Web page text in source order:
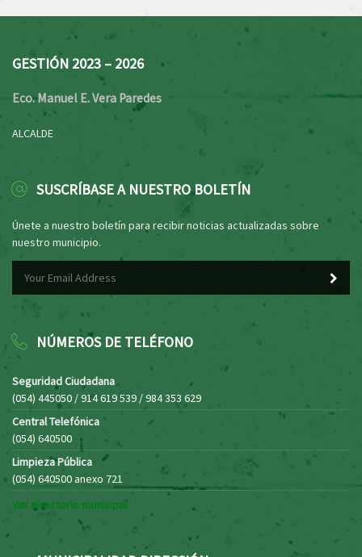
GESTIÓN 2023 – 2026
Eco. Manuel E. Vera Paredes
ALCALDE
SUSCRÍBASE A NUESTRO BOLETÍN
Únete a nuestro boletín para recibir noticias actualizadas sobre
nuestro municipio.
NÚMEROS DE TELÉFONO
Seguridad Ciudadana
(054) 445050 / 914 619 539 / 984 353 629
Central Telefónica
(054) 640500
Limpieza Pública
(054) 640500 anexo 721
Ver directorio municipal